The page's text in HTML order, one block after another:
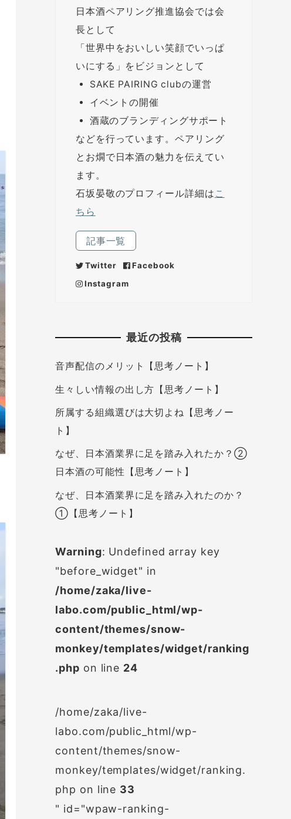
日本酒ペアリング推進協会では会
長として
「世界中をおいしい笑顔でいっぱ
いにする」をビジョンとして
SAKE PAIRING clubの運営
イベントの開催
酒蔵のブランディングサポート
などを行っています。ペアリング
とお燗で日本酒の魅力を伝えてい
ます。
石坂晏敬のプロフィール詳細は こ
ちら
記事一覧
Twitter
Facebook
Instagram
最近の投稿
音声配信のメリット【思考ノート】
生々しい情報の出し方【思考ノート】
所属する組織選びは大切よね【思考ノー
ト】
なぜ、日本酒業界に足を踏み入れたか？②
日本酒の可能性【思考ノート】
なぜ、日本酒業界に足を踏み入れたのか？
①【思考ノート】
Warning: Undefined array key
"before_widget" in
/home/zaka/live-
labo.com/public_html/wp-
content/themes/snow-
monkey/templates/widget/ranking
.php on line 24
/home/zaka/live-
labo.com/public_html/wp-
content/themes/snow-
monkey/templates/widget/ranking.
php on line 33
" id="wpaw-ranking-